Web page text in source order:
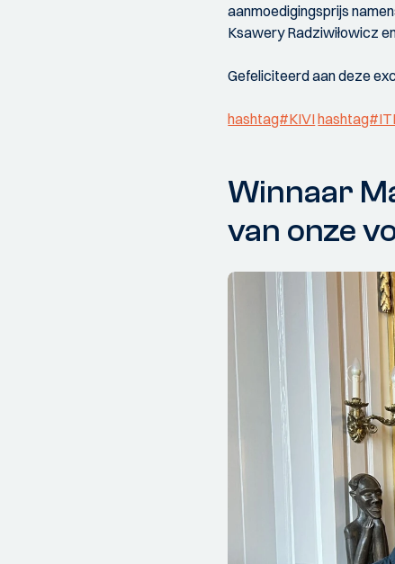
aanmoedigingsprijs
Ksawery Radziwiłowicz
Gefeliciteerd aan deze
hashtag#KIVI
Winnaar
van onze